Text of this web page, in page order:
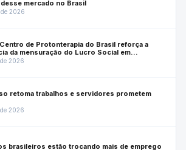
mercado no Brasil
2026
de Protonterapia do Brasil reforça a
da mensuração do Lucro Social em
estratégicos para a saúde
2026
retoma trabalhos e servidores prometem
2026
brasileiros estão trocando mais de emprego